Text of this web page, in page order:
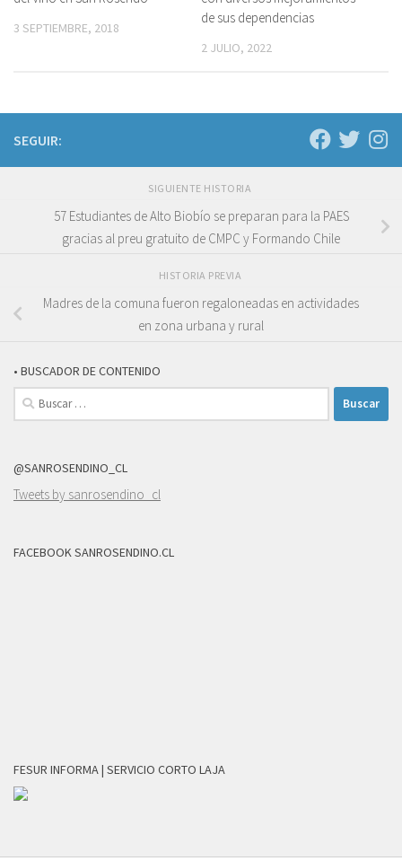
3 SEPTIEMBRE, 2018
de sus dependencias
2 JULIO, 2022
SEGUIR:
SIGUIENTE HISTORIA
57 Estudiantes de Alto Biobío se preparan para la PAES
gracias al preu gratuito de CMPC y Formando Chile
HISTORIA PREVIA
Madres de la comuna fueron regaloneadas en actividades
en zona urbana y rural
• BUSCADOR DE CONTENIDO
Buscar:
@SANROSENDINO_CL
Tweets by sanrosendino_cl
FACEBOOK SANROSENDINO.CL
FESUR INFORMA | SERVICIO CORTO LAJA